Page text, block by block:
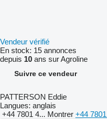
Vendeur vérifié
En stock: 15 annonces
depuis 10 ans sur Agroline
Suivre ce vendeur
PATTERSON Eddie
Langues: anglais
+44 7801 4... Montrer +44